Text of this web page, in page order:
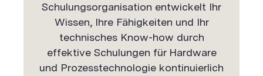
Schulungsorganisation entwickelt Ihr
Wissen, Ihre Fähigkeiten und Ihr
technisches Know-how durch
effektive Schulungen für Hardware
und Prozesstechnologie kontinuierlich